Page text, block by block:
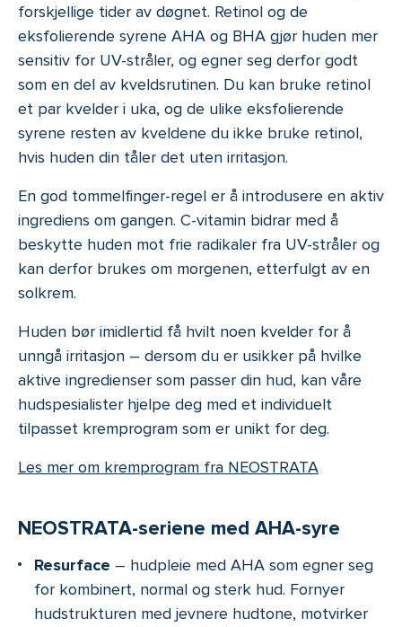
forskjellige tider av døgnet. Retinol og de
eksfolierende syrene AHA og BHA gjør huden mer
sensitiv for UV-stråler, og egner seg derfor godt
som en del av kveldsrutinen. Du kan bruke retinol
et par kvelder i uka, og de ulike eksfolierende
syrene resten av kveldene du ikke bruke retinol,
hvis huden din tåler det uten irritasjon.
En god tommelfinger-regel er å introdusere en aktiv
ingrediens om gangen. C-vitamin bidrar med å
beskytte huden mot frie radikaler fra UV-stråler og
kan derfor brukes om morgenen, etterfulgt av en
solkrem.
Huden bør imidlertid få hvilt noen kvelder for å
unngå irritasjon – dersom du er usikker på hvilke
aktive ingredienser som passer din hud, kan våre
hudspesialister hjelpe deg med et individuelt
tilpasset kremprogram som er unikt for deg.
Les mer om kremprogram fra NEOSTRATA
NEOSTRATA-seriene med AHA-syre
Resurface – hudpleie med AHA som egner seg
for kombinert, normal og sterk hud. Fornyer
hudstrukturen med jevnere hudtone, motvirker